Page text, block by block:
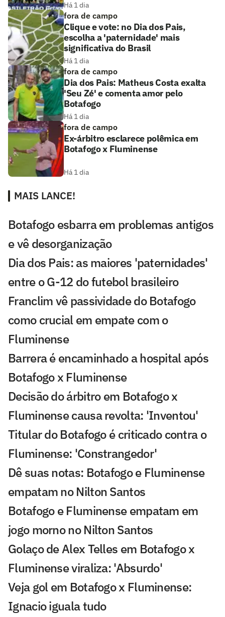
Há 1 dia
fora de campo
Clique e vote: no Dia dos Pais,
escolha a 'paternidade' mais
significativa do Brasil
Há 1 dia
fora de campo
Dia dos Pais: Matheus Costa exalta
'Seu Zé' e comenta amor pelo
Botafogo
Há 1 dia
fora de campo
Ex-árbitro esclarece polêmica em
Botafogo x Fluminense
Há 1 dia
MAIS LANCE!
Botafogo esbarra em problemas antigos
e vê desorganização
Dia dos Pais: as maiores 'paternidades'
entre o G-12 do futebol brasileiro
Franclim vê passividade do Botafogo
como crucial em empate com o
Fluminense
Barrera é encaminhado a hospital após
Botafogo x Fluminense
Decisão do árbitro em Botafogo x
Fluminense causa revolta: 'Inventou'
Titular do Botafogo é criticado contra o
Fluminense: 'Constrangedor'
Dê suas notas: Botafogo e Fluminense
empatam no Nilton Santos
Botafogo e Fluminense empatam em
jogo morno no Nilton Santos
Golaço de Alex Telles em Botafogo x
Fluminense viraliza: 'Absurdo'
Veja gol em Botafogo x Fluminense:
Ignacio iguala tudo